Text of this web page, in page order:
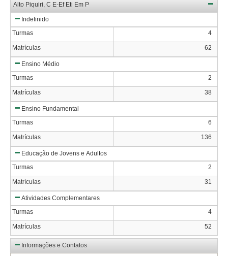
Alto Piquiri, C E-Ef Eti Em P
Indefinido
Turmas
4
Matrículas 62
Ensino Médio
Turmas
2
Matrículas 38
Ensino Fundamental
Turmas
6
Matrículas 136
Educação de Jovens e Adultos
Turmas
2
Matrículas 31
Atividades Complementares
Turmas
4
Matrículas 52
Informações e Contatos